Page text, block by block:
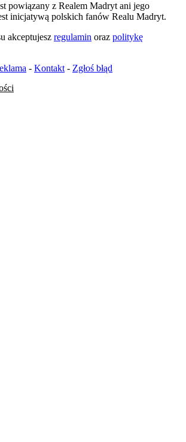
powiązany z Realem Madryt ani jego
inicjatywą polskich fanów Realu Madryt.
akceptujesz regulamin oraz politykę
- Kontakt - Zgłoś błąd